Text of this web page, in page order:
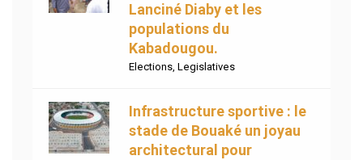
Lanciné Diaby et les
populations du
Kabadougou.
Elections, Legislatives
Infrastructure sportive : le
stade de Bouaké un joyau
architectural pour